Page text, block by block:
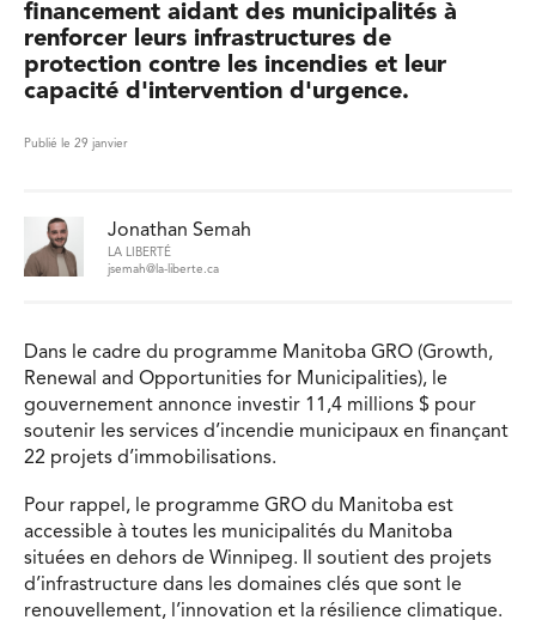
financement aidant des municipalités à
renforcer leurs infrastructures de
protection contre les incendies et leur
capacité d'intervention d'urgence.
Publié le 29 janvier
Jonathan Semah
LA LIBERTÉ
jsemah@la-liberte.ca
Dans le cadre du programme Manitoba GRO (Growth,
Renewal and Opportunities for Municipalities), le
gouvernement annonce investir 11,4 millions $ pour
soutenir les services d’incendie municipaux en finançant
22 projets d’immobilisations.
Pour rappel, le programme GRO du Manitoba est
accessible à toutes les municipalités du Manitoba
situées en dehors de Winnipeg. Il soutient des projets
d’infrastructure dans les domaines clés que sont le
renouvellement, l’innovation et la résilience climatique.